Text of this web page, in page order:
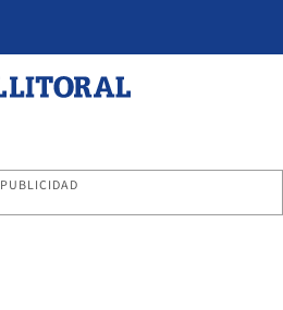
PUBLICIDAD